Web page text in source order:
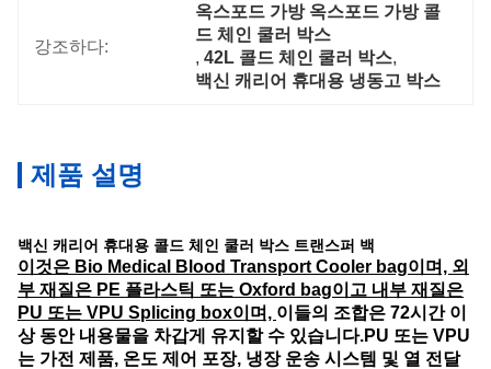
강조하다:
옥스포드 가방 옥스포드 가방 콜
드 체인 쿨러 박스
, 42L 콜드 체인 쿨러 박스,
백신 캐리어 휴대용 냉동고 박스
제품 설명
백신 캐리어 휴대용 콜드 체인 쿨러 박스 트랜스퍼 백
이것은 Bio Medical Blood Transport Cooler bag이며, 외
부 재질은 PE 플라스틱 또는 Oxford bag이고 내부 재질은
PU 또는 VPU Splicing box이며, 이들의 조합은 72시간 이
상 동안 내용물을 차갑게 유지할 수 있습니다.PU 또는 VPU
는 가전 제품, 온도 제어 포장, 냉장 운송 시스템 및 열 전달